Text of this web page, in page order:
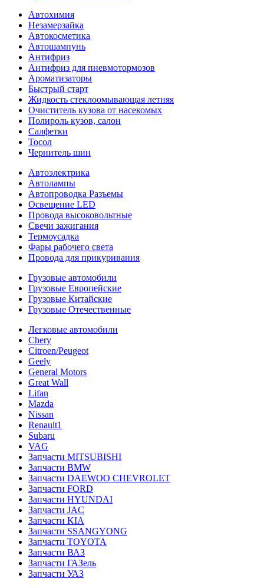
Автохимия
Незамерзайка
Автокосметика
Автошампунь
Антифриз
Антифриз для пневмотормозов
Ароматизаторы
Быстрый старт
Жидкость стеклоомывающая летняя
Очиститель кузова от насекомых
Полироль кузов, салон
Салфетки
Тосол
Чернитель шин
Автоэлектрика
Автолампы
Автопроводка Разъемы
Освещение LED
Провода высоковольтные
Свечи зажигания
Термоусадка
Фары рабочего света
Провода для прикуривания
Грузовые автомобили
Грузовые Европейские
Грузовые Китайские
Грузовые Отечественные
Легковые автомобили
Chery
Citroen/Peugeot
Geely
General Motors
Great Wall
Lifan
Mazda
Nissan
Renault1
Subaru
VAG
Запчасти MITSUBISHI
Запчасти BMW
Запчасти DAEWOO CHEVROLET
Запчасти FORD
Запчасти HYUNDAI
Запчасти JAC
Запчасти KIA
Запчасти SSANGYONG
Запчасти TOYOTA
Запчасти ВАЗ
Запчасти ГАЗель
Запчасти УАЗ